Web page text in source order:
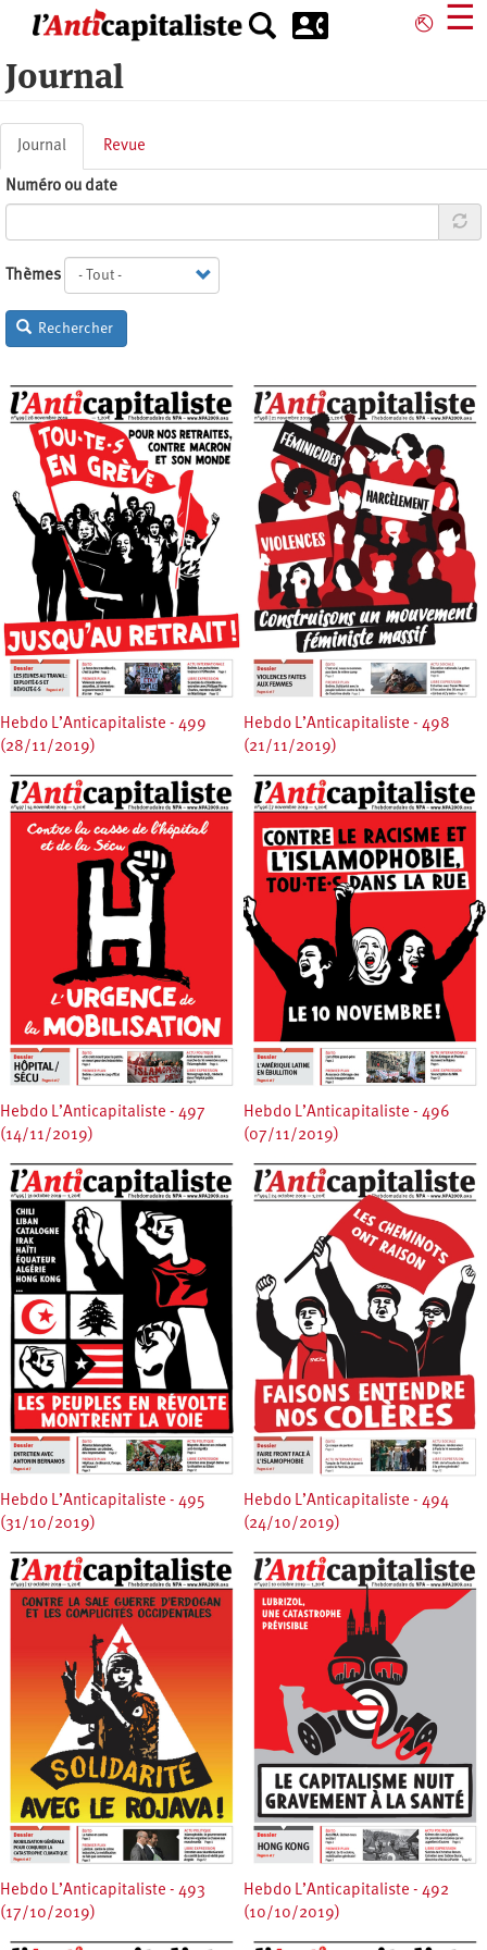
principal
⎋ ☰
Journal
Onglets
principaux
Journal (onglet
actif)
Revue
Numéro ou date
Thèmes
Rechercher
Hebdo L’Anticapitaliste - 499
(28/11/2019)
Hebdo L’Anticapitaliste - 498
(21/11/2019)
Hebdo L’Anticapitaliste - 497
(14/11/2019)
Hebdo L’Anticapitaliste - 496
(07/11/2019)
Hebdo L’Anticapitaliste - 495
(31/10/2019)
Hebdo L’Anticapitaliste - 494
(24/10/2019)
Hebdo L’Anticapitaliste - 493
(17/10/2019)
Hebdo L’Anticapitaliste - 492
(10/10/2019)